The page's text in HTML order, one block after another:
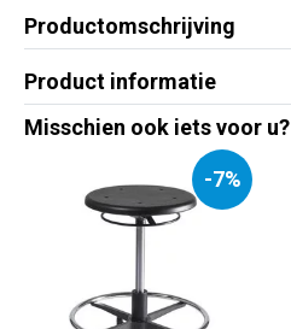
Productomschrijving
Product informatie
Misschien ook iets voor u?
-7%